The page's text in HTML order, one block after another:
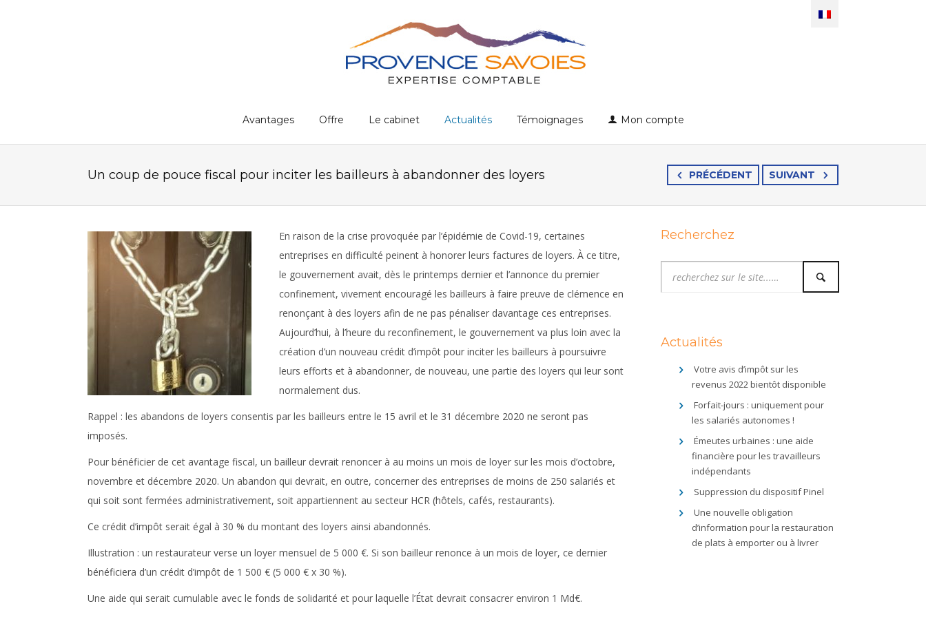
Avantages Offre Le cabinet Actualités Témoignages Mon compte
PRÉCÉDENT SUIVANT
Un coup de pouce fiscal pour inciter les bailleurs à abandonner des loyers
En raison de la crise provoquée par l’épidémie de Covid-19, certaines
entreprises en difficulté peinent à honorer leurs factures de loyers. À ce titre,
le gouvernement avait, dès le printemps dernier et l’annonce du premier
confinement, vivement encouragé les bailleurs à faire preuve de clémence en
renonçant à des loyers afin de ne pas pénaliser davantage ces entreprises.
Aujourd’hui, à l’heure du reconfinement, le gouvernement va plus loin avec la
création d’un nouveau crédit d’impôt pour inciter les bailleurs à poursuivre
leurs efforts et à abandonner, de nouveau, une partie des loyers qui leur sont
normalement dus.
Rappel : les abandons de loyers consentis par les bailleurs entre le 15 avril et le 31 décembre 2020 ne seront pas
imposés.
Pour bénéficier de cet avantage fiscal, un bailleur devrait renoncer à au moins un mois de loyer sur les mois d’octobre,
novembre et décembre 2020. Un abandon qui devrait, en outre, concerner des entreprises de moins de 250 salariés et
qui soit sont fermées administrativement, soit appartiennent au secteur HCR (hôtels, cafés, restaurants).
Ce crédit d’impôt serait égal à 30 % du montant des loyers ainsi abandonnés.
Illustration : un restaurateur verse un loyer mensuel de 5 000 €. Si son bailleur renonce à un mois de loyer, ce dernier
bénéficiera d’un crédit d’impôt de 1 500 € (5 000 € x 30 %).
Une aide qui serait cumulable avec le fonds de solidarité et pour laquelle l’État devrait consacrer environ 1 Md€.
Recherchez
Actualités
Votre avis d’impôt sur les
revenus 2022 bientôt disponible
Forfait-jours : uniquement pour
les salariés autonomes !
Émeutes urbaines : une aide
financière pour les travailleurs
indépendants
Suppression du dispositif Pinel
Une nouvelle obligation
d’information pour la restauration
de plats à emporter ou à livrer